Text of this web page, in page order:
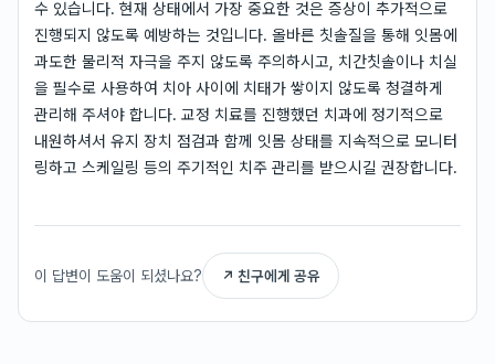
수 있습니다. 현재 상태에서 가장 중요한 것은 증상이 추가적으로
진행되지 않도록 예방하는 것입니다. 올바른 칫솔질을 통해 잇몸에
과도한 물리적 자극을 주지 않도록 주의하시고, 치간칫솔이나 치실
을 필수로 사용하여 치아 사이에 치태가 쌓이지 않도록 청결하게
관리해 주셔야 합니다. 교정 치료를 진행했던 치과에 정기적으로
내원하셔서 유지 장치 점검과 함께 잇몸 상태를 지속적으로 모니터
링하고 스케일링 등의 주기적인 치주 관리를 받으시길 권장합니다.
이 답변이 도움이 되셨나요? ↗ 친구에게 공유